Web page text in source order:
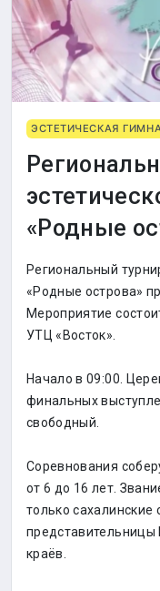
ЭСТЕТИЧЕСКАЯ
«Родные
Региональный
«Родные острова»
Мероприятие
УТЦ «Восток».
Начало в 09:00.
финальных
свободный.
Соревнования
от 6 до 16 лет.
только сахалинские
представительницы
краёв.